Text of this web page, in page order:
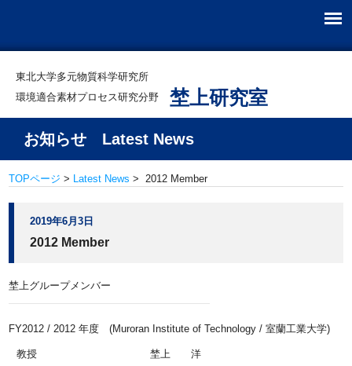
東北大学多元物質科学研究所
環境適合素材プロセス研究分野
埜上研究室
お知らせ Latest News
TOPページ > Latest News > 2012 Member
2019年6月3日
2012 Member
埜上グループメンバー
FY2012 / 2012 年度 (Muroran Institute of Technology / 室蘭工業大学)
教授
埜上 洋